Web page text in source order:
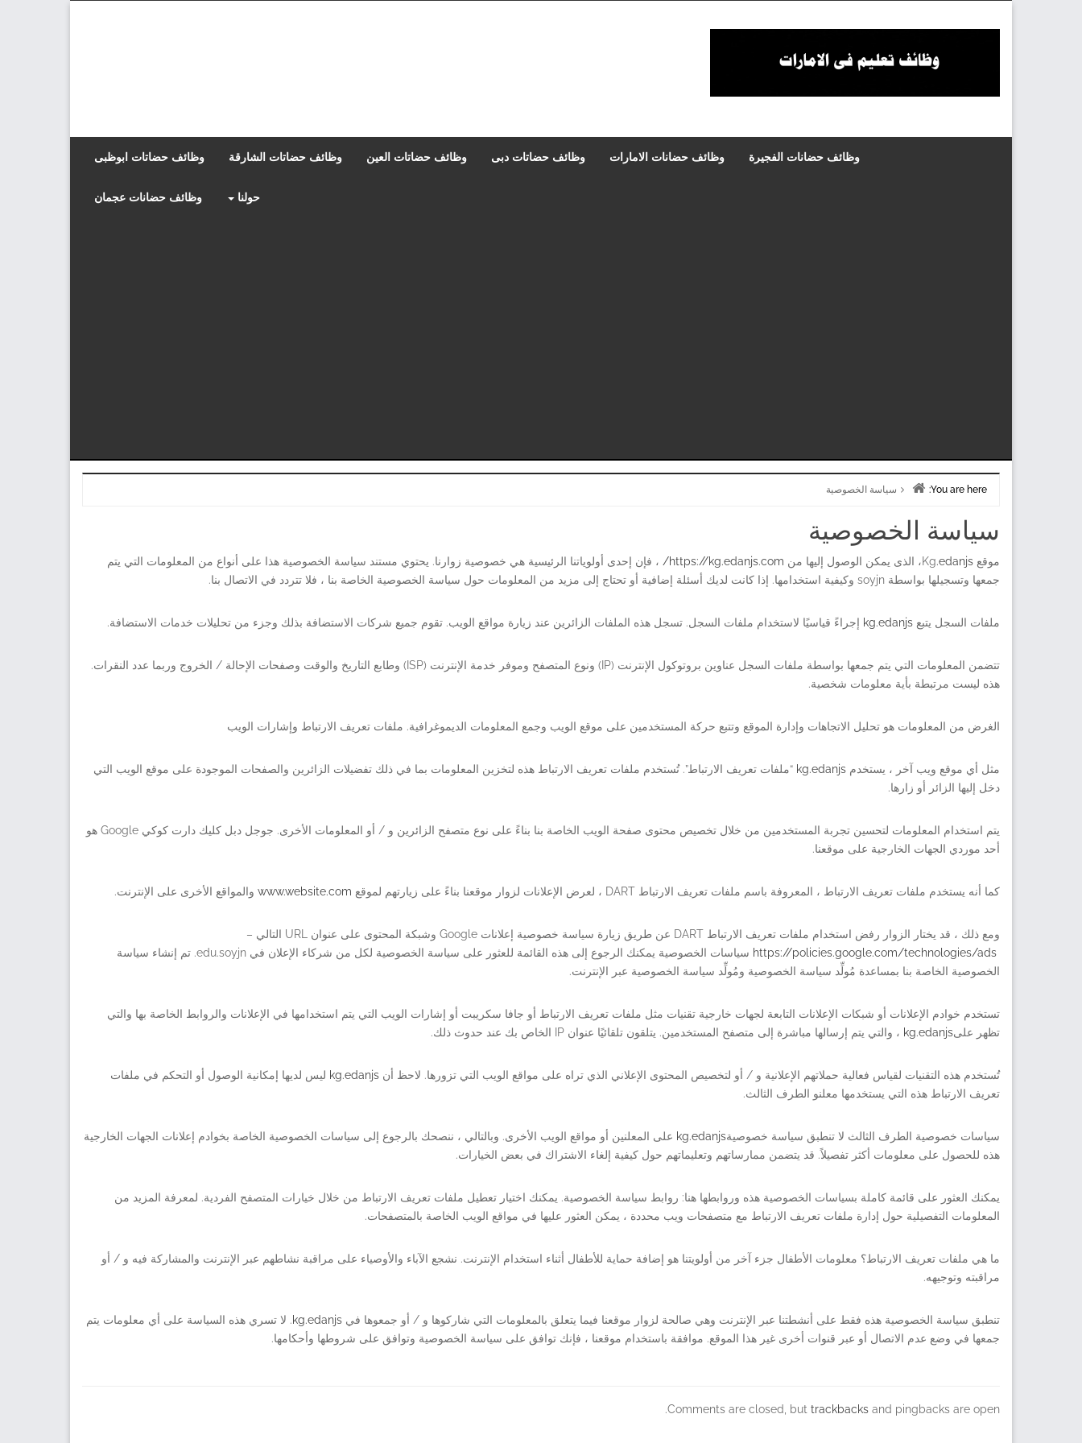
وظائف حضاتات ابوظبى وظائف حضاتات الشارقة وظائف حضاتات العين وظائف حضاتات دبى وظائف حضانات الامارات وظائف حضانات الفجيرة
وظائف حضانات عجمان حولنا
You are here:
سياسة الخصوصية
سياسة الخصوصية
موقع Kg .edanjs ، الذى يمكن الوصول إليها من
، فإن إحدى أولوياتنا الرئيسية هي خصوصية زوارنا. يحتوي مستند سياسة الخصوصية هذا على أنواع من المعلومات التي يتم
جمعها وتسجيلها بواسطة soyjn وكيفية استخدامها. إذا كانت لديك أسئلة إضافية أو تحتاج إلى مزيد من المعلومات حول سياسة الخصوصية الخاصة بنا ، فلا تتردد في الاتصال بنا.
ملفات السجل يتبع kg.edanjs إجراءً قياسيًا لاستخدام ملفات السجل. تسجل هذه الملفات الزائرين عند زيارة مواقع الويب. تقوم جميع شركات الاستضافة بذلك وجزء من تحليلات خدمات الاستضافة.
تتضمن المعلومات التي يتم جمعها بواسطة ملفات السجل عناوين بروتوكول الإنترنت (IP) ونوع المتصفح وموفر خدمة الإنترنت (ISP) وطابع التاريخ والوقت وصفحات الإحالة / الخروج وربما عدد النقرات.
هذه ليست مرتبطة بأية معلومات شخصية.
الغرض من المعلومات هو تحليل الاتجاهات وإدارة الموقع وتتبع حركة المستخدمين على موقع الويب وجمع المعلومات الديموغرافية. ملفات تعريف الارتباط وإشارات الويب
مثل أي موقع ويب آخر ، يستخدم kg.edanjs “ملفات تعريف الارتباط”. تُستخدم ملفات تعريف الارتباط هذه لتخزين المعلومات بما في ذلك تفضيلات الزائرين والصفحات الموجودة على موقع الويب التي
دخل إليها الزائر أو زارها.
يتم استخدام المعلومات لتحسين تجربة المستخدمين من خلال تخصيص محتوى صفحة الويب الخاصة بنا بناءً على نوع متصفح الزائرين و / أو المعلومات الأخرى. جوجل دبل كليك دارت كوكي Google هو
أحد موردي الجهات الخارجية على موقعنا.
كما أنه يستخدم ملفات تعريف الارتباط ، المعروفة باسم ملفات تعريف الارتباط DART ، لعرض الإعلانات لزوار موقعنا بناءً على زيارتهم لموقع www.website.com والمواقع الأخرى على الإنترنت.
ومع ذلك ، قد يختار الزوار رفض استخدام ملفات تعريف الارتباط DART عن طريق زيارة سياسة خصوصية إعلانات Google وشبكة المحتوى على عنوان URL التالي –
https://policies.google.com/technologies/ads
سياسات الخصوصية يمكنك الرجوع إلى هذه القائمة للعثور على سياسة الخصوصية لكل من شركاء الإعلان في edu.soyjn. تم إنشاء سياسة
الخصوصية الخاصة بنا بمساعدة مُولِّد سياسة الخصوصية ومُولِّد سياسة الخصوصية عبر الإنترنت.
تستخدم خوادم الإعلانات أو شبكات الإعلانات التابعة لجهات خارجية تقنيات مثل ملفات تعريف الارتباط أو جافا سكريبت أو إشارات الويب التي يتم استخدامها في الإعلانات والروابط الخاصة بها والتي
تظهر علىkg.edanjs ، والتي يتم إرسالها مباشرة إلى متصفح المستخدمين. يتلقون تلقائيًا عنوان IP الخاص بك عند حدوث ذلك.
تُستخدم هذه التقنيات لقياس فعالية حملاتهم الإعلانية و / أو لتخصيص المحتوى الإعلاني الذي تراه على مواقع الويب التي تزورها. لاحظ أن kg.edanjs ليس لديها إمكانية الوصول أو التحكم في ملفات
تعريف الارتباط هذه التي يستخدمها معلنو الطرف الثالث.
سياسات خصوصية الطرف الثالث لا تنطبق سياسة خصوصيةkg.edanjs على المعلنين أو مواقع الويب الأخرى. وبالتالي ، ننصحك بالرجوع إلى سياسات الخصوصية الخاصة بخوادم إعلانات الجهات الخارجية
هذه للحصول على معلومات أكثر تفصيلاً. قد يتضمن ممارساتهم وتعليماتهم حول كيفية إلغاء الاشتراك في بعض الخيارات.
يمكنك العثور على قائمة كاملة بسياسات الخصوصية هذه وروابطها هنا: روابط سياسة الخصوصية. يمكنك اختيار تعطيل ملفات تعريف الارتباط من خلال خيارات المتصفح الفردية. لمعرفة المزيد من
المعلومات التفصيلية حول إدارة ملفات تعريف الارتباط مع متصفحات ويب محددة ، يمكن العثور عليها في مواقع الويب الخاصة بالمتصفحات.
ما هي ملفات تعريف الارتباط؟ معلومات الأطفال جزء آخر من أولويتنا هو إضافة حماية للأطفال أثناء استخدام الإنترنت. نشجع الآباء والأوصياء على مراقبة نشاطهم عبر الإنترنت والمشاركة فيه و / أو
مراقبته وتوجيهه.
تنطبق سياسة الخصوصية هذه فقط على أنشطتنا عبر الإنترنت وهي صالحة لزوار موقعنا فيما يتعلق بالمعلومات التي شاركوها و / أو جمعوها في kg.edanjs. لا تسري هذه السياسة على أي معلومات يتم
جمعها في وضع عدم الاتصال أو عبر قنوات أخرى غير هذا الموقع. موافقة باستخدام موقعنا ، فإنك توافق على سياسة الخصوصية وتوافق على شروطها وأحكامها.
Comments are closed, but trackbacks and pingbacks are open.